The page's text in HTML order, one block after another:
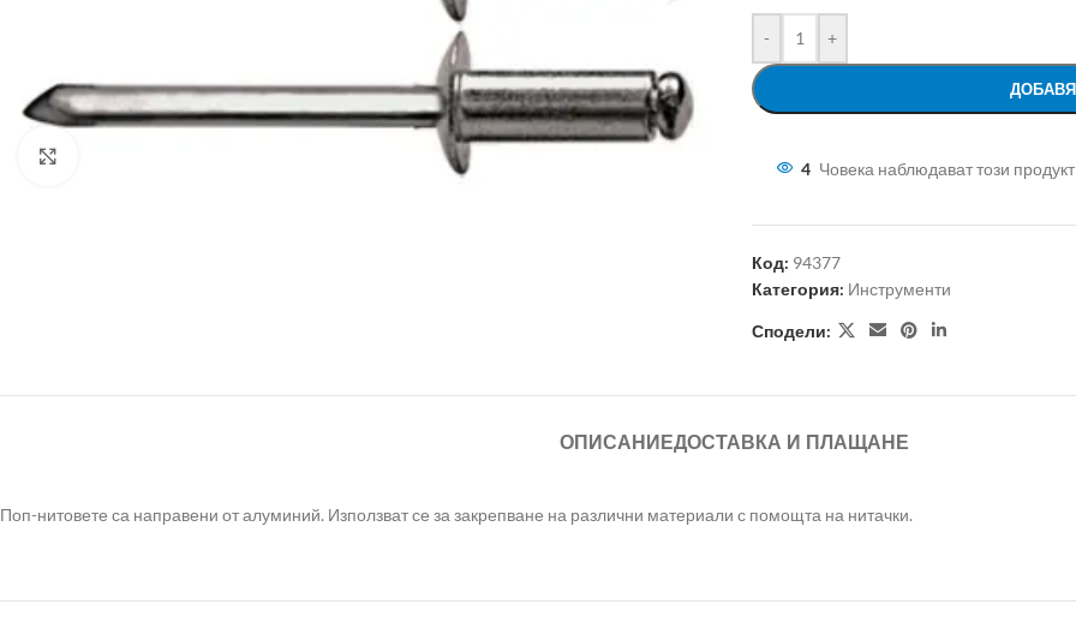
- +
4 Човека наблюдават този продукт
Код: 94377
Категория: Инструменти
Сподели:
ОПИСАНИЕДОСТАВКА И ПЛАЩАНЕ
Поп-нитовете са направени от алуминий. Използват се за закрепване на различни материали с помощта на нитачки.